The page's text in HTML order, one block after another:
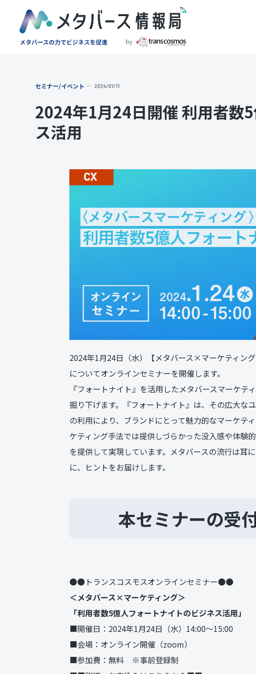
セミナー/イベント 2024/01/11
2024年1月24日開催 利用者数
ス活用
2024年1月24日（水）【メタバース×マーケティン
についてオンラインセミナーを開催します。
『フォートナイト』を活用したメタバースマーケ
掘り下げます。『フォートナイト』は、その広大な
の利用により、ブランドにとって魅力的なマーケテ
ケティング手法では提供しづらかった没入感や体験
を提供して実現しています。メタバースの流行は耳
に、ヒントをお届けします。
本セミナーの受
●●トランスコスモスオンラインセミナー●●
＜メタバース×マーケティング＞
「利用者数5億人フォートナイトのビジネス活用」
■開催日：2024年1月24日（水）14:00～15:00
■会場：オンライン開催（zoom）
■参加費：無料 ※事前登録制